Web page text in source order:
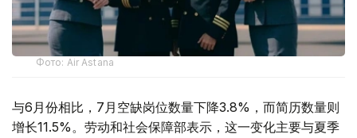
Фото: Air Astana
与6月份相比，7月空缺岗位数量下降3.8%，而简历数量则
增长11.5%。劳动和社会保障部表示，这一变化主要与夏季